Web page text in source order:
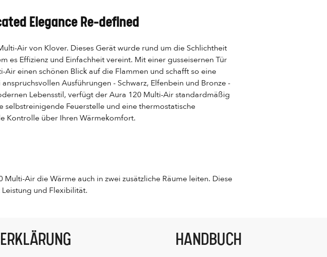
Elegance Re-defined
Air von Klover. Dieses Gerät wurde rund um die Schlichtheit
Effizienz und Einfachheit vereint. Mit einer gusseisernen Tür
einen schönen Blick auf die Flammen und schafft so eine
Ausführungen - Schwarz, Elfenbein und Bronze -
Lebensstil, verfügt der Aura 120 Multi-Air standardmäßig
selbstreinigende Feuerstelle und eine thermostatische
Kontrolle über Ihren Wärmekomfort.
Air die Wärme auch in zwei zusätzliche Räume leiten. Diese
und Flexibilität.
HANDBUCH